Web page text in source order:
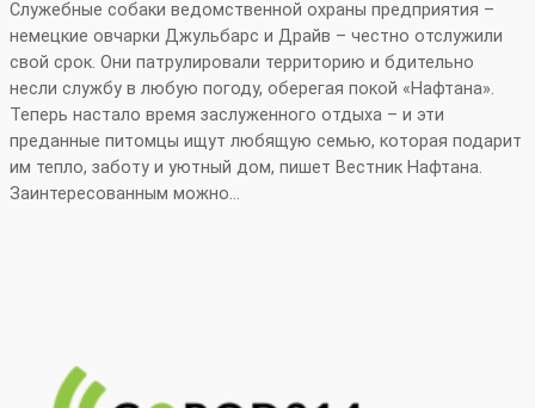
Служебные собаки ведомственной охраны предприятия –
немецкие овчарки Джульбарс и Драйв – честно отслужили
свой срок. Они патрулировали территорию и бдительно
несли службу в любую погоду, оберегая покой «Нафтана».
Теперь настало время заслуженного отдыха – и эти
преданные питомцы ищут любящую семью, которая подарит
им тепло, заботу и уютный дом, пишет Вестник Нафтана.
Заинтересованным можно…